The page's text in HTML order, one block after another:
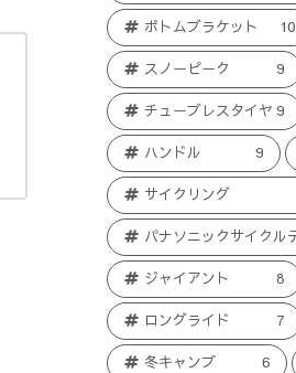
ボトムブラケット 10
スノーピーク 9
チューブレスタイヤ 9
ハンドル 9
サイクリング
パナソニックサイクル
ジャイアント 8
ロングライド 7
冬キャンプ 6